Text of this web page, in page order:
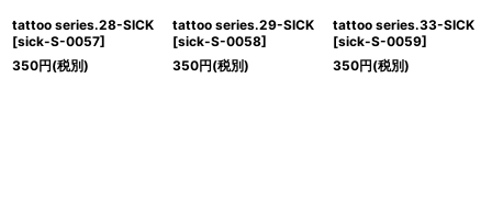
tattoo series.28-SICK
[sick-S-0057]
350円(税別)
tattoo series.29-SICK
[sick-S-0058]
350円(税別)
tattoo series.33-SICK
[sick-S-0059]
350円(税別)